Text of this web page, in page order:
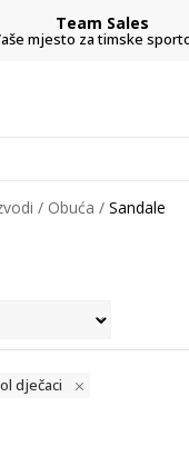
Team Sales
mjesto za timske
Obuća Sandale
dječaci